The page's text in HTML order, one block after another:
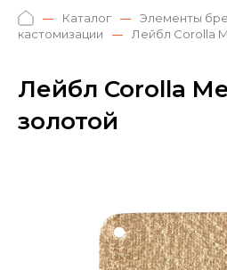
Каталог
Элементы
кастомизации
Лейбл Corolla
Лейбл Corolla
золотой